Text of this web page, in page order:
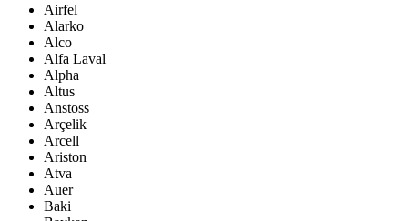
Airfel
Alarko
Alco
Alfa Laval
Alpha
Altus
Anstoss
Arçelik
Arcell
Ariston
Atva
Auer
Baki